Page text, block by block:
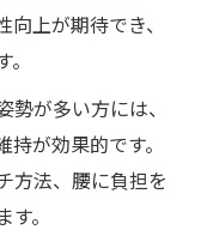
上が期待でき、
が多い方には、
が効果的です。
方法、腰に負担を
。